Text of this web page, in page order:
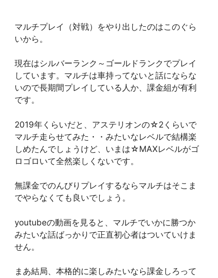
マルチプレイ（対戦）をやり出したのはこのぐら
いから。
現在はシルバーランク～ゴールドランクでプレイ
しています。マルチは車持ってないと話にならな
いので長期間プレイしている人か、課金組が有利
です。
2019年くらいだと、アステリオンの☆2くらいで
マルチ走らせてみた・・みたいなレベルで結構楽
しめたんでしょうけど、いまは☆MAXレベルがゴ
ロゴロいて全然楽しくないです。
無課金でのんびりプレイするならマルチはそこま
でやらなくても良いでしょう。
youtubeの動画を見ると、マルチでいかに勝つか
みたいな話ばっかりで正直初心者はついていけま
せん。
まあ結局、本格的に楽しみたいなら課金しろって